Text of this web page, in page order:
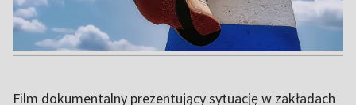
Film dokumentalny prezentujący sytuację w zakładach